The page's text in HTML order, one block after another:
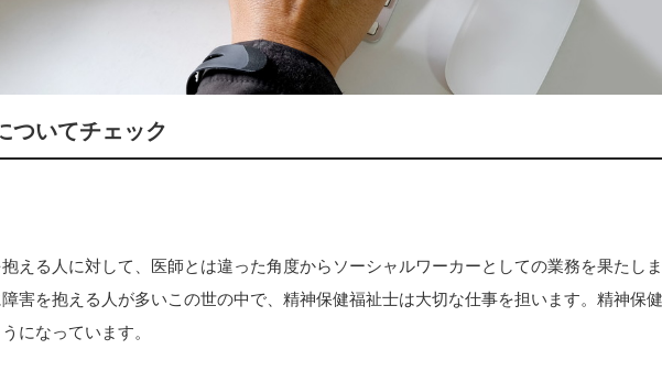
ついてチェック
える人に対して、医師とは違った角度からソーシャルワーカーとしての業務を果たしま
害を抱える人が多いこの世の中で、精神保健福祉士は大切な仕事を担います。精神保健
になっています。